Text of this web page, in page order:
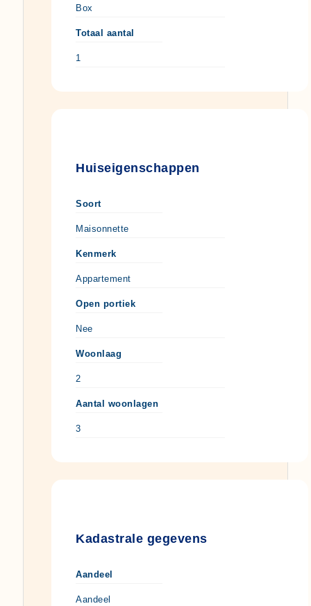
Box
Totaal aantal
1
Huiseigenschappen
Soort
Maisonnette
Kenmerk
Appartement
Open portiek
Nee
Woonlaag
2
Aantal woonlagen
3
Kadastrale gegevens
Aandeel
Aandeel